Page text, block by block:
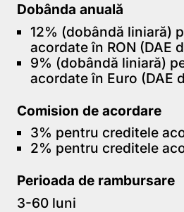
Dobânda anuală
12% (dobândă liniară)
acordate în RON (DAE
9% (dobândă liniară)
acordate în Euro (DAE
Comision de acordare
3% pentru creditele
2% pentru creditele
Perioada de rambursare
3-60 luni